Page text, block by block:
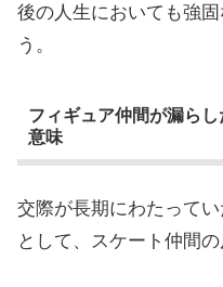
後の人生においても強
う。
フィギュア仲間が漏ら
意味
交際が長期にわたって
として、スケート仲間